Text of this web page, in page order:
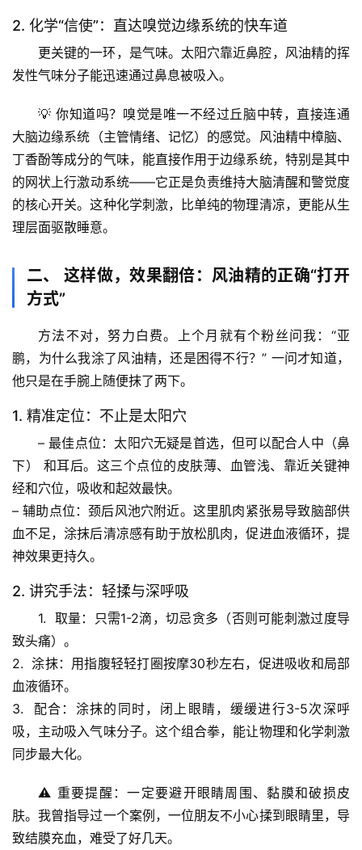
首
页
专
列
自
然
万
物
人
秘
2. 化学“信使”：直达嗅觉边缘系统的快车道
更关键的一环，是气味。太阳穴靠近鼻腔，风油精的挥
发性气味分子能迅速通过鼻息被吸入。
💡 你知道吗？嗅觉是唯一不经过丘脑中转，直接连通
大脑边缘系统 （主管情绪、记忆）的感觉。风油精中樟脑、
丁香酚等成分的气味，能直接作用于边缘系统，特别是其中
的网状上行激动系统——它正是负责维持大脑清醒和警觉度
的核心开关。这种化学刺激，比单纯的物理清凉，更能从生
理层面驱散睡意。
二、 这样做，效果翻倍：风油精的正确“打开
方式”
方法不对，努力白费。上个月就有个粉丝问我：“亚
鹏，为什么我涂了风油精，还是困得不行？” 一问才知道，
他只是在手腕上随便抹了两下。
1. 精准定位：不止是太阳穴
– 最佳点位 ： 太阳穴无疑是首选，但可以配合人中（鼻
下）
和耳后。这三个点位的皮肤薄、血管浅、靠近关键神
经和穴位，吸收和起效最快。
– 辅助点位 ：颈后风池穴附近。这里肌肉紧张易导致脑部供
血不足，涂抹后清凉感有助于放松肌肉，促进血液循环，提
神效果更持久。
2. 讲究手法：轻揉与深呼吸
1. 取量：只需1-2滴，切忌贪多（否则可能刺激过度导
致头痛）。
2. 涂抹：用指腹轻轻打圈按摩30秒左右，促进吸收和局部
血液循环。
3. 配合 ：涂抹的同时， 闭上眼睛，缓缓进行3-5次深呼
吸，主动吸入气味分子。这个组合拳，能让物理和化学刺激
同步最大化。
⚠️ 重要提醒 ：一定要避开眼睛周围、黏膜和破损皮
肤。我曾指导过一个案例，一位朋友不小心揉到眼睛里，导
致结膜充血，难受了好几天。